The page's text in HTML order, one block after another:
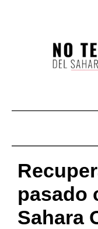
pasado
Sahara